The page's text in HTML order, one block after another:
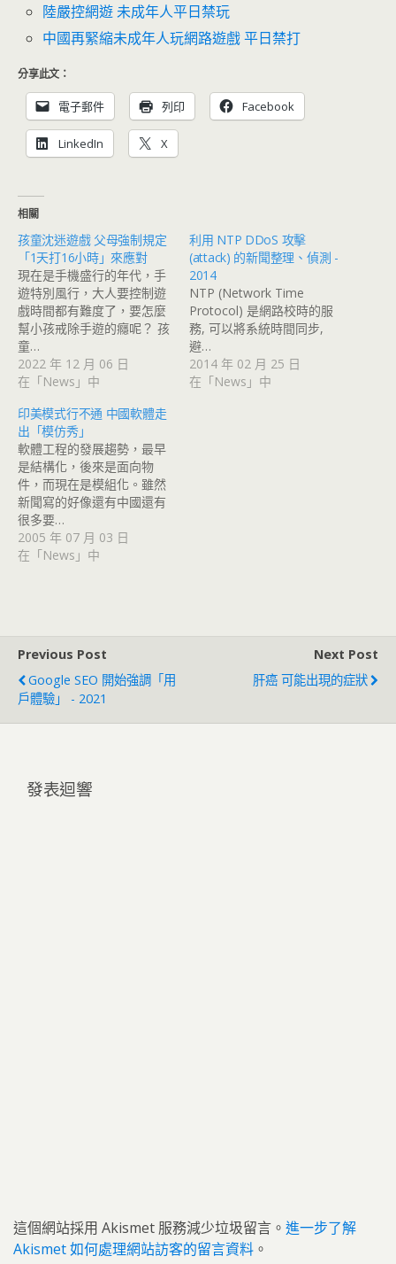
陸嚴控網遊 未成年人平日禁玩
中國再緊縮未成年人玩網路遊戲 平日禁打
分享此文：
電子郵件 列印 Facebook
LinkedIn X
相關
孩童沈迷遊戲 父母強制規定
「1天打16小時」來應對
現在是手機盛行的年代，手
遊特別風行，大人要控制遊
戲時間都有難度了，要怎麼
幫小孩戒除手遊的癮呢？ 孩
童…
2022 年 12 月 06 日
在「News」中
利用 NTP DDoS 攻擊
(attack) 的新聞整理、偵測 -
2014
NTP (Network Time
Protocol) 是網路校時的服
務, 可以將系統時間同步,
避…
2014 年 02 月 25 日
在「News」中
印美模式行不通 中國軟體走
出「模仿秀」
軟體工程的發展趨勢，最早
是結構化，後來是面向物
件，而現在是模組化。雖然
新聞寫的好像還有中國還有
很多要…
2005 年 07 月 03 日
在「News」中
Previous Post
Google SEO 開始強調「用
戶體驗」 - 2021
Next Post
肝癌 可能出現的症狀
發表迴響
這個網站採用 Akismet 服務減少垃圾留言。 進一步了解
Akismet 如何處理網站訪客的留言資料 。